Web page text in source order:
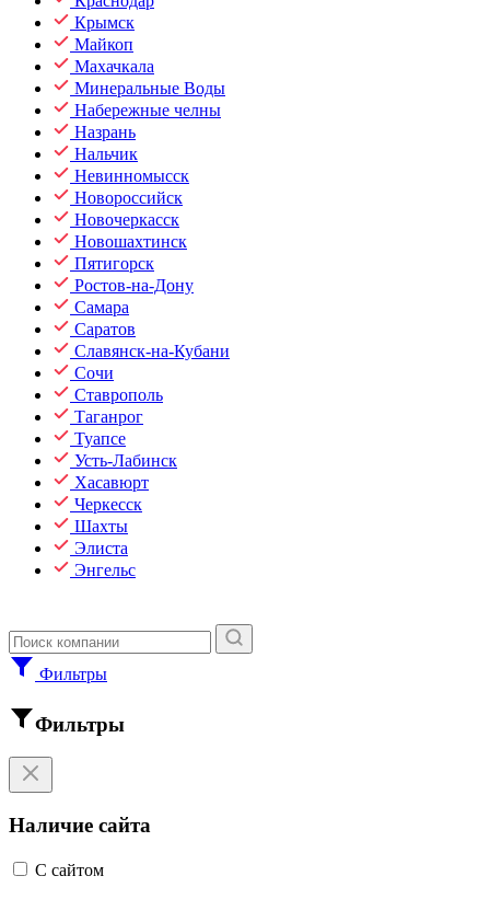
Крымск
Майкоп
Махачкала
Минеральные Воды
Набережные челны
Назрань
Нальчик
Невинномысск
Новороссийск
Новочеркасск
Новошахтинск
Пятигорск
Ростов-на-Дону
Самара
Саратов
Славянск-на-Кубани
Сочи
Ставрополь
Таганрог
Туапсе
Усть-Лабинск
Хасавюрт
Черкесск
Шахты
Элиста
Энгельс
Фильтры
Фильтры
Наличие сайта
С сайтом